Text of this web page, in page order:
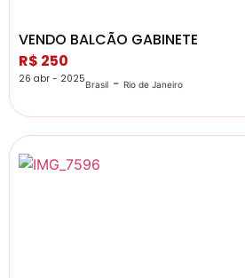
VENDO BALCÃO GABINETE
R$ 250
26 abr - 2025Brasil - Rio de Janeiro